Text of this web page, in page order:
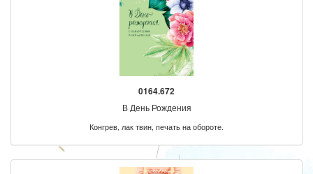
0164.672
В День Рождения
Конгрев, лак твин, печать на обороте.